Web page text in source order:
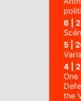
6 |
5 |
Varia
4 |
One
the